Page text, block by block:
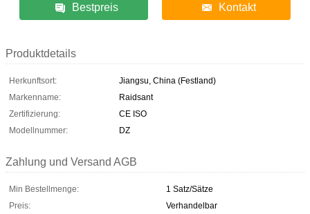
Bestpreis Kontakt
Produktdetails
Herkunftsort:
Jiangsu, China (Festland)
Markenname:
Raidsant
Zertifizierung:
CE ISO
Modellnummer:
DZ
Zahlung und Versand AGB
Min Bestellmenge:
1 Satz/Sätze
Preis:
Verhandelbar